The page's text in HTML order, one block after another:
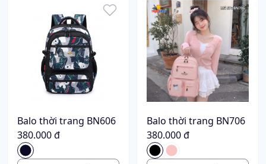
Balo thời trang BN606
380.000 đ
Balo thời trang BN706
380.000 đ